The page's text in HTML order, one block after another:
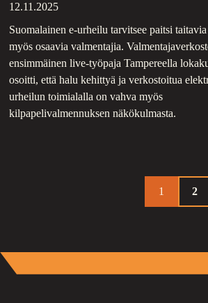
12.11.2025
Suomalainen e-urheilu tarvitsee paitsi
myös osaavia valmentajia.
ensimmäinen live-työpaja Tampereella
osoitti, että halu kehittyä ja verkostoitua
urheilun toimialalla on vahva myös
kilpapelivalmennuksen näkökulmasta.
1 2